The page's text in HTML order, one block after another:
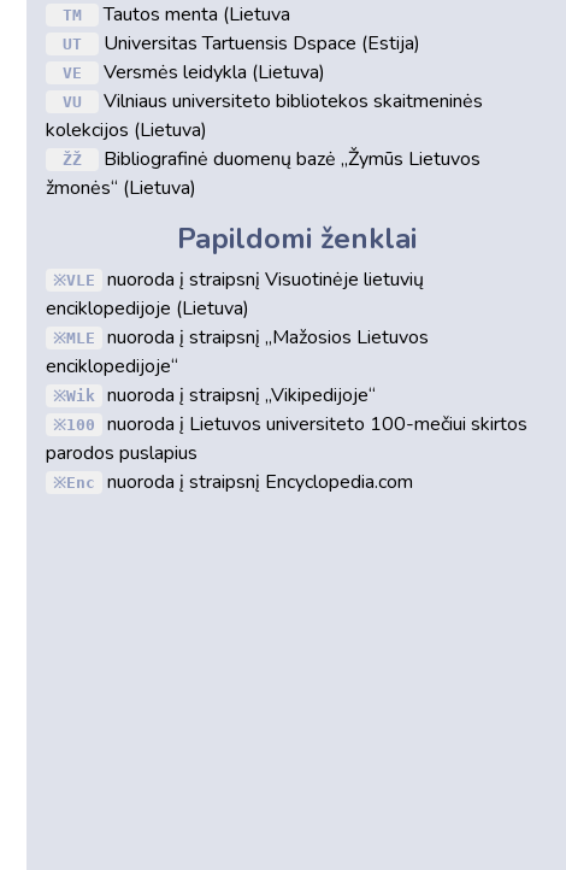
TM Tautos menta (Lietuva
UT Universitas Tartuensis Dspace (Estija)
VE Versmės leidykla (Lietuva)
VU
Vilniaus universiteto bibliotekos skaitmeninės
kolekcijos (Lietuva)
ŽŽ
Bibliografinė duomenų bazė „Žymūs Lietuvos
žmonės“ (Lietuva)
Papildomi ženklai
VLE
nuoroda į straipsnį Visuotinėje lietuvių
enciklopedijoje (Lietuva)
MLE
nuoroda į straipsnį „Mažosios Lietuvos
enciklopedijoje“
Wik nuoroda į straipsnį „Vikipedijoje“
100
nuoroda į Lietuvos universiteto 100-mečiui skirtos
parodos puslapius
Enc nuoroda į straipsnį Encyclopedia.com